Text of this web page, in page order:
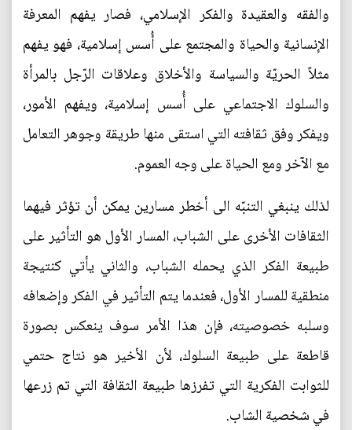
والفقه والعقيدة والفكر الإسلامي، فصار يفهم المعرفة
الإنسانية والحياة والمجتمع على أُسس إسلامية، فهو يفهم
مثلاً الحريّة والسياسة والأخلاق وعلاقات الرّجل بالمرأة
والسلوك الاجتماعي على أُسس إسلامية، ويفهم الأمور،
ويفكر وفق ثقافته التي استقى منها طريقة وجوهر التعامل
مع الآخر ومع الحياة على وجه العموم.
لذلك ينبغي التنبّه الى أخطر مسارين يمكن أن تؤثر فيهما
الثقافات الأخرى على الشباب، المسار الأول هو التأثير على
طبيعة الفكر الذي يحمله الشباب، والثاني يأتي كنتيجة
منطقية للمسار الأول، فعندما يتم التأثير في الفكر وإضعافه
وسلبه خصوصيته، فإن هذا الأمر سوف ينعكس بصورة
قاطعة على طبيعة السلوك، لأن الأخير هو نتاج حتمي
للثوابت الفكرية التي تفرزها طبيعة الثقافة التي تم زرعها
في شخصية الشاب.